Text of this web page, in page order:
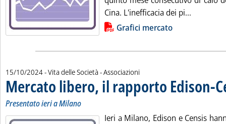
Cina. L'inefficacia dei pi...
Lista allegati PDF alla notiziaGrafici mercato
15/10/2024- Vita delle Società - Associazioni
Mercato libero, il rapporto Edison-
Presentato ieri a Milano
Ieri a Milano, Edison e Censis